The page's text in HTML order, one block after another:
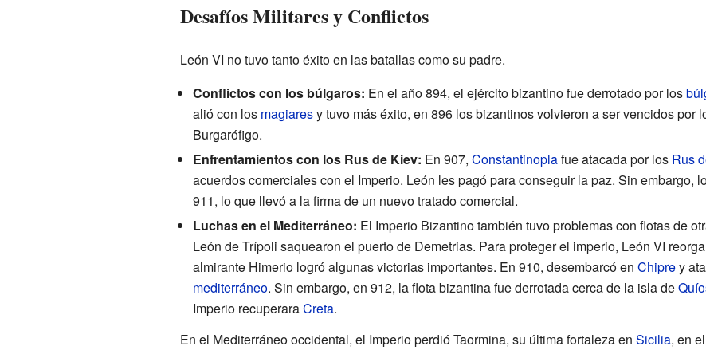
Desafíos Militares y Conflictos
León VI no tuvo tanto éxito en las batallas como su padre.
Conflictos con los búlgaros: En el año 894, el ejército bizantino fue derrotado por los
alió con los magiaresy tuvo más éxito, en 896 los bizantinos volvieron a ser vencidos por
Burgarófigo.
Enfrentamientos con los Rus de Kiev: En 907, Constantinoplafue atacada por los Rus
acuerdos comerciales con el Imperio. León les pagó para conseguir la paz. Sin embargo,
911, lo que llevó a la firma de un nuevo tratado comercial.
Luchas en el Mediterráneo: El Imperio Bizantino también tuvo problemas con flotas de
León de Trípoli saquearon el puerto de Demetrias. Para proteger el imperio, León VI
almirante Himerio logró algunas victorias importantes. En 910, desembarcó en Chiprey
mediterráneo. Sin embargo, en 912, la flota bizantina fue derrotada cerca de la isla de
Imperio recuperaraCreta.
En el Mediterráneo occidental, el Imperio perdió Taormina, su última fortaleza en Sicilia, en